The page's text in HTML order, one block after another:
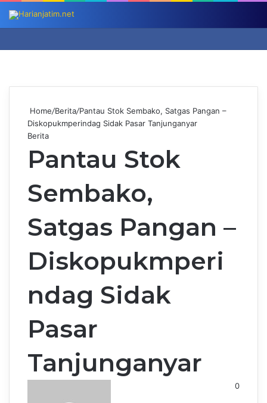
Home/Berita/Pantau Stok Sembako, Satgas Pangan –
Diskopukmperindag Sidak Pasar Tanjunganyar
Berita
Pantau Stok
Sembako,
Satgas Pangan –
Diskopukmperi
ndag Sidak
Pasar
Tanjunganyar
0